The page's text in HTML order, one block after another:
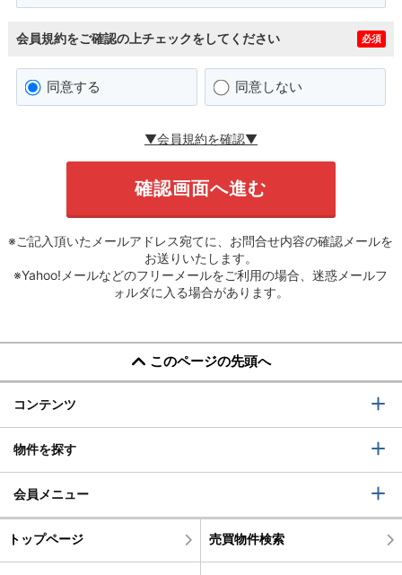
会員規約をご確認の上チェックをしてください 必須
同意する 同意しない
▼会員規約を確認▼
※ご記入頂いたメールアドレス宛てに、お問合せ内容の確認メールを
お送りいたします。
※Yahoo!メールなどのフリーメールをご利用の場合、迷惑メールフ
ォルダに入る場合があります。
このページの先頭へ
コンテンツ
物件を探す
会員メニュー
トップページ 売買物件検索